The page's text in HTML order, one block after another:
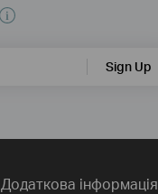
Sign Up
Додаткова інформація